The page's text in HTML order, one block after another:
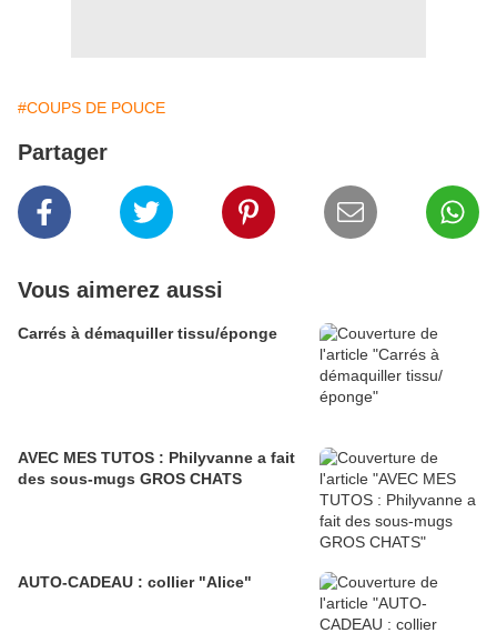
#COUPS DE POUCE
Partager
Vous aimerez aussi
Carrés à démaquiller tissu/éponge
AVEC MES TUTOS : Philyvanne a fait
des sous-mugs GROS CHATS
AUTO-CADEAU : collier "Alice"